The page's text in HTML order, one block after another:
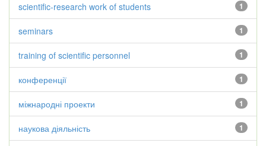
1
scientific-research work of students
1
seminars
1
training of scientific personnel
1
конференції
1
міжнародні проекти
1
наукова діяльність